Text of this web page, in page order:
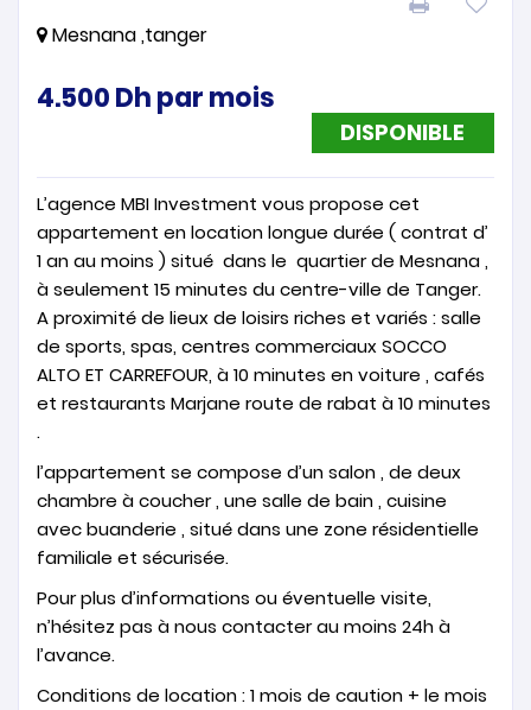
Mesnana ,tanger
4.500Dhpar mois
DISPONIBLE
L’agence MBI Investment vous propose cet
appartement en location longue durée ( contrat d’
1 an au moins ) situé dans le quartier de Mesnana ,
à seulement 15 minutes du centre-ville de Tanger.
A proximité de lieux de loisirs riches et variés : salle
de sports, spas, centres commerciaux SOCCO
ALTO ET CARREFOUR, à 10 minutes en voiture , cafés
et restaurants Marjane route de rabat à 10 minutes
.
l’appartement se compose d’un salon , de deux
chambre à coucher , une salle de bain , cuisine
avec buanderie , situé dans une zone résidentielle
familiale et sécurisée.
Pour plus d’informations ou éventuelle visite,
n’hésitez pas à nous contacter au moins 24h à
l’avance.
Conditions de location : 1 mois de caution + le mois